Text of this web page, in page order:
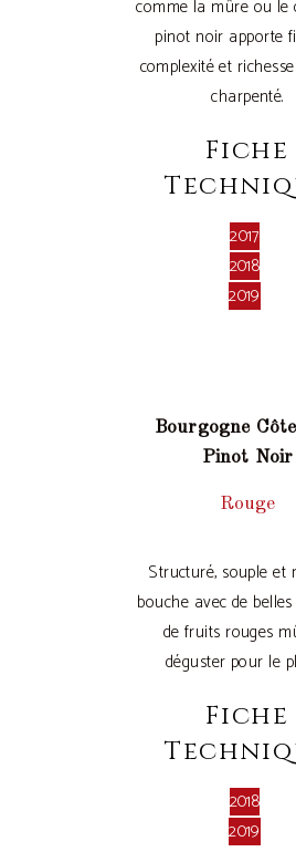
comme la mûre ou le
pinot noir apporte
complexité et
charpenté.
Fiche
2017
2018
2019
Bourgogne
Pinot Noir
Rouge
Structuré, souple et
bouche avec de
de fruits rouges
déguster pour le
Fiche
2018
2019